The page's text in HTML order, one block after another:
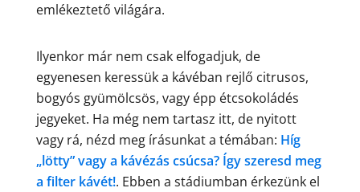
emlékeztető világára.
Ilyenkor már nem csak elfogadjuk, de
egyenesen keressük a kávéban rejlő citrusos,
bogyós gyümölcsös, vagy épp étcsokoládés
jegyeket. Ha még nem tartasz itt, de nyitott
vagy rá, nézd meg írásunkat a témában: Híg
„lötty” vagy a kávézás csúcsa? Így szeresd meg
a filter kávét!. Ebben a stádiumban érkezünk el